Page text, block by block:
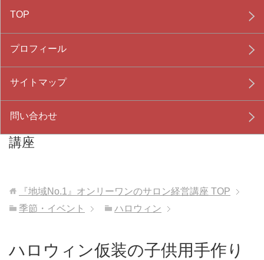
『地域No.1』オンリーワンのサロン経営
講座
TOP
プロフィール
サイトマップ
問い合わせ
『地域No.1』オンリーワンのサロン経営講座 TOP
季節・イベント
ハロウィン
ハロウィン仮装の子供用手作り